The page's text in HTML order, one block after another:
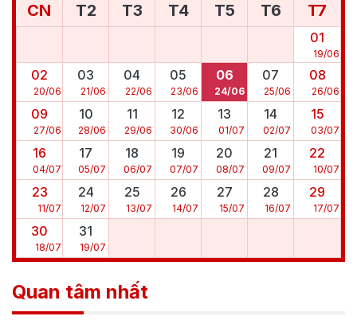
CN T2 T3 T4 T5 T6 T7
01
19/06
02
20/06
03
21/06
04
22/06
05
23/06
06
24/06
07
25/06
08
26/06
09
27/06
10
28/06
11
29/06
12
30/06
13
01/07
14
02/07
15
03/07
16
04/07
17
05/07
18
06/07
19
07/07
20
08/07
21
09/07
22
10/07
23
11/07
24
12/07
25
13/07
26
14/07
27
15/07
28
16/07
29
17/07
30
18/07
31
19/07
Quan tâm nhất